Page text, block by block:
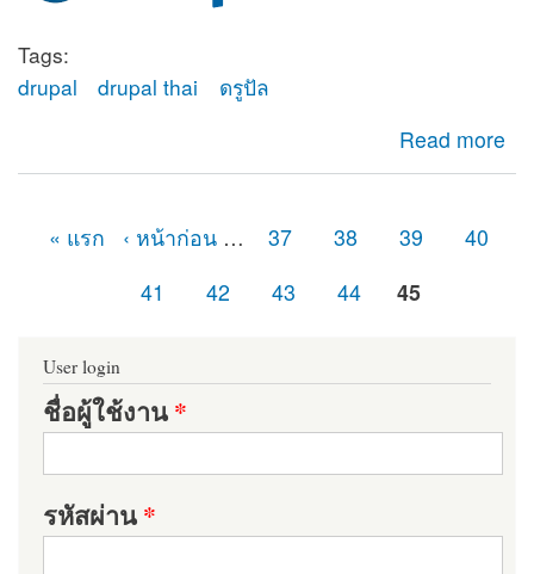
Tags:
drupal
drupal thai
ดรูปัล
Read more
about ยินดีต้อนรับสู่ดรูปัลไทย (Drupal Thailand)
« แรก ‹ หน้าก่อน … 37 38 39
40
41
42 43 44 45
User login
ชื่อผู้ใช้งาน*
รหัสผ่าน*